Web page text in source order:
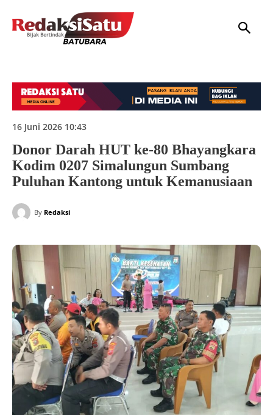
16 Juni 2026 10:43
Donor Darah HUT ke-80 Bhayangkara
Kodim 0207 Simalungun Sumbang
Puluhan Kantong untuk Kemanusiaan
By Redaksi